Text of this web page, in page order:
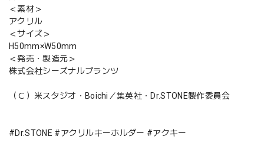
＜素材＞
アクリル
＜サイズ＞
H50mm×W50mm
＜発売・製造元＞
株式会社シーズナルプランツ
（Ｃ）米スタジオ・Boichi／集英社・Dr.STONE製作委員会
#Dr.STONE #アクリルキーホルダー #アクキー